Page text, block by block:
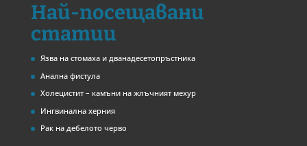
Най-посещавани
статии
Язва на стомаха и дванадесетопръстника
Анална фистула
Холецистит – камъни на жлъчният мехур
Ингвинална херния
Рак на дебелото черво